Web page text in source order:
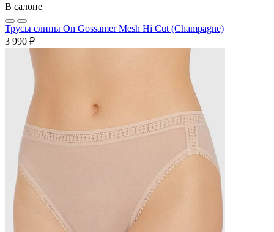
В салоне
Трусы слипы On Gossamer Mesh Hi Cut (Champagne)
3 990 ₽